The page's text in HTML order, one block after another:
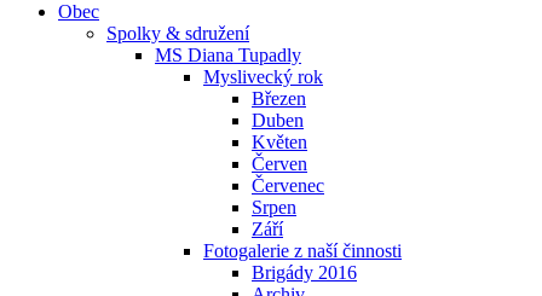
Obec
Spolky & sdružení
MS Diana Tupadly
Myslivecký rok
Březen
Duben
Květen
Červen
Červenec
Srpen
Září
Fotogalerie z naší činnosti
Brigády 2016